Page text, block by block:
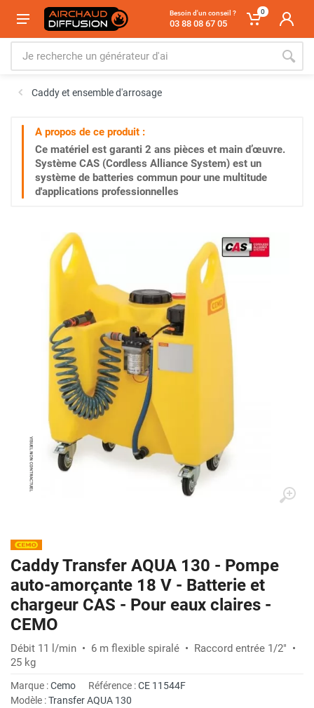
Besoin d'un conseil ?
03 88 08 67 05
0
Caddy et ensemble d'arrosage
A propos de ce produit :
Ce matériel est garanti 2 ans pièces et main d’œuvre.
Système CAS (Cordless Alliance System) est un
système de batteries commun pour une multitude
d'applications professionnelles
Caddy Transfer AQUA 130 - Pompe
auto-amorçante 18 V - Batterie et
chargeur CAS - Pour eaux claires -
CEMO
Débit 11 l/min • 6 m flexible spiralé • Raccord entrée 1/2" •
25 kg
Marque :Cemo Référence :CE 11544F
Modèle :Transfer AQUA 130